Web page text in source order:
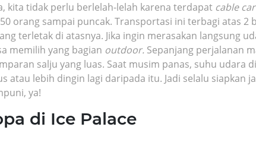
kita tidak perlu berlelah-lelah karena terdapat cable car
orang sampai puncak. Transportasi ini terbagi atas 2
terletak di atasnya. Jika ingin merasakan langsung
memilih yang bagian outdoor. Sepanjang perjalanan
salju yang luas. Saat musim panas, suhu udara
atau lebih dingin lagi daripada itu. Jadi selalu siapkan
ya!
di Ice Palace